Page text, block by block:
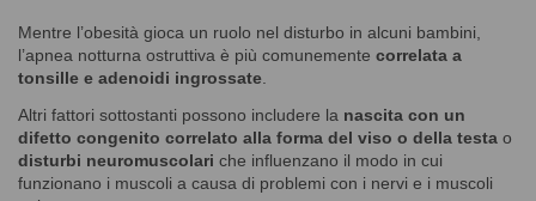
Mentre l’obesità gioca un ruolo nel disturbo in alcuni bambini,
l’apnea notturna ostruttiva è più comunemente correlata a
tonsille e adenoidi ingrossate
Altri fattori sottostanti possono includere la nascita con un
difetto congenito correlato alla forma del viso o della testa o
disturbi neuromuscolari che influenzano il modo in cui
funzionano i muscoli a causa di problemi con i nervi e i muscoli